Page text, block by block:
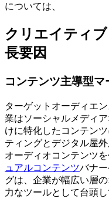
については、
クリエイティ
長要因
コンテンツ主導型
ターゲットオーディエ
業はソーシャルメディ
けに特化したコンテン
ティングとデジタル屋
オーディオコンテンツ
ュアルコンテンツバナ
グは、企業が幅広い層
力なツールとして台頭し